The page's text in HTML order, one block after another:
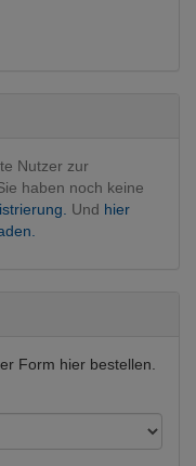
Nutzer zur
haben noch keine
Und hier
Form hier bestellen.